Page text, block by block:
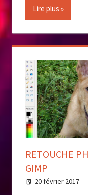
Lire plus
RETOUCHE
GIMP
20 février 2017